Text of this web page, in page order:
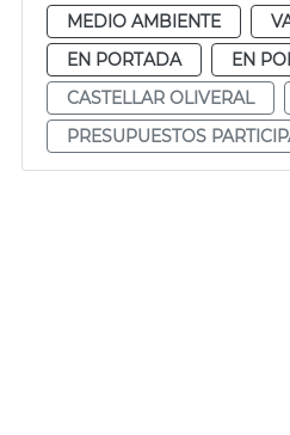
MEDIO AMBIENTE
EN PORTADA
EN
CASTELLAR OLIVERAL
PRESUPUESTOS